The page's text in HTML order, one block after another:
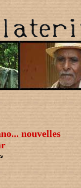
nouvelles